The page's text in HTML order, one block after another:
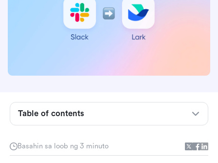
Basahin sa loob ng 3 minuto
Table of contents
Pinadaling Hakbang-hakbang na Paglilipat sa
1. I-export ang Iyong Slack Data